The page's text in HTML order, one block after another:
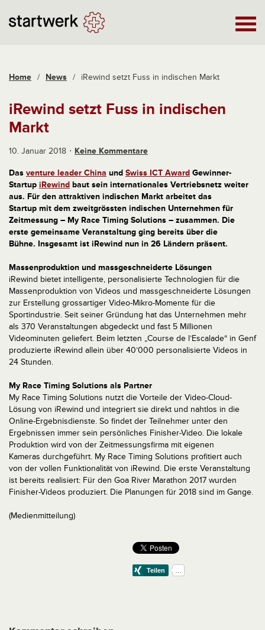
Home / News / iRewind setzt Fuss in indischen Markt
iRewind setzt Fuss in indischen
Markt
10. Januar 2018 Keine Kommentare
Das venture leader China und Swiss ICT Award Gewinner-
Startup iRewind baut sein internationales Vertriebsnetz weiter
aus. Für den attraktiven indischen Markt arbeitet das
Startup mit dem zweitgrössten indischen Unternehmen für
Zeitmessung – My Race Timing Solutions – zusammen. Die
erste gemeinsame Veranstaltung ging bereits über die
Bühne. Insgesamt ist iRewind nun in 26 Ländern präsent.
Massenproduktion und massgeschneiderte Lösungen
iRewind bietet intelligente, personalisierte Technologien für die
Massenproduktion von Videos und massgeschneiderte Lösungen
zur Erstellung grossartiger Video-Mikro-Momente für die
Sportindustrie. Seit seiner Gründung hat das Unternehmen mehr
als 370 Veranstaltungen abgedeckt und fast 5 Millionen
Videominuten geliefert. Beim letzten „Course de l’Escalade“ in Genf
produzierte iRewind allein über 40’000 personalisierte Videos in
24 Stunden.
My Race Timing Solutions als Partner
My Race Timing Solutions nutzt die Vorteile der Video-Cloud-
Lösung von iRewind und integriert sie direkt und nahtlos in die
Online-Ergebnisdienste. So findet der Teilnehmer unter den
Ergebnissen immer sein persönliches Finisher-Video. Die lokale
Produktion wird von der Zeitmessungsfirma mit eigenen
Kameras durchgeführt. My Race Timing Solutions profitiert auch
von der vollen Funktionalität von iRewind. Die erste Veranstaltung
ist bereits realisiert: Für den Goa River Marathon 2017 wurden
Finisher-Videos produziert. Die Planungen für 2018 sind im Gange.
(Medienmitteilung)